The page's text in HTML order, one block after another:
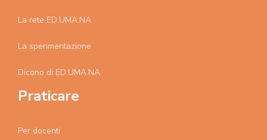
La rete ED.UMA.NA
La sperimentazione
Dicono di ED.UMA.NA
Praticare
Per docenti